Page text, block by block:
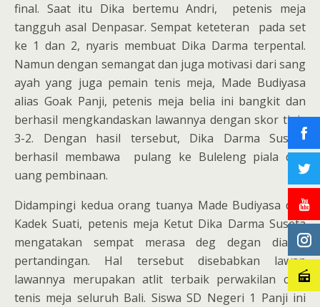
final. Saat itu Dika bertemu Andri, petenis meja
tangguh asal Denpasar. Sempat keteteran pada set
ke 1 dan 2, nyaris membuat Dika Darma terpental.
Namun dengan semangat dan juga motivasi dari sang
ayah yang juga pemain tenis meja, Made Budiyasa
alias Goak Panji, petenis meja belia ini bangkit dan
berhasil mengkandaskan lawannya dengan skor tipis
3-2. Dengan hasil tersebut, Dika Darma Suseta
berhasil membawa pulang ke Buleleng piala dan
uang pembinaan.
Didampingi kedua orang tuanya Made Budiyasa dan
Kadek Suati, petenis meja Ketut Dika Darma Suseta
mengatakan sempat merasa deg degan diawal
pertandingan. Hal tersebut disebabkan lawan
lawannya merupakan atlit terbaik perwakilan club
tenis meja seluruh Bali. Siswa SD Negeri 1 Panji ini